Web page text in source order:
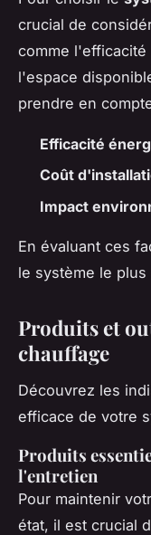
crucial de
comme
l'espace
prendre en
Efficacité
Coût
Impact
En évaluant ces
le système le
Produits et
chauffage
Découvrez les
efficace de votre
Produits
l'entretien
Pour maintenir
état, il est crucial